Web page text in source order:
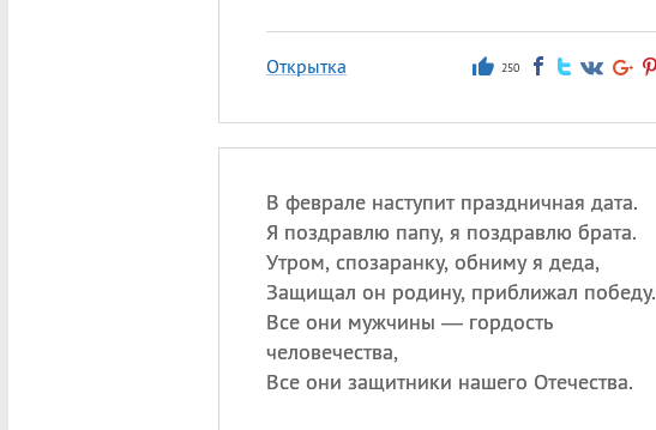
Открытка 250
В феврале наступит праздничная дата.
Я поздравлю папу, я поздравлю брата.
Утром, спозаранку, обниму я деда,
Защищал он родину, приближал победу.
Все они мужчины — гордость
человечества,
Все они защитники нашего Отечества.